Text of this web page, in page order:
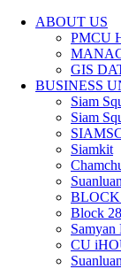
ABOUT US
PMCU
GIS
BUSINESS
Siam
Siam
Siamkit
BLOCK
Block
Samyan
CU